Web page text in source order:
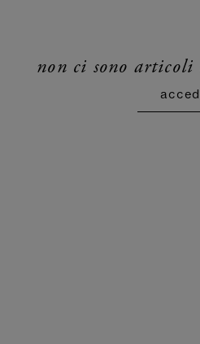
non ci sono articoli